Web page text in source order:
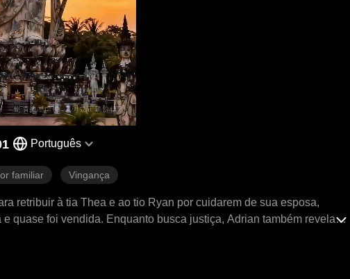
Português
familiar Vingança
retribuir à tia Thea e ao tio Ryan por cuidarem de sua esposa,
quase foi vendida. Enquanto busca justiça, Adrian também revela